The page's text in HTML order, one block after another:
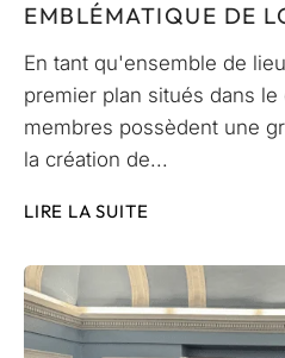
EMBLÉMATIQUE DE
En tant qu'ensemble de
premier plan situés dans
membres possèdent une
la création de...
LIRE LA SUITE